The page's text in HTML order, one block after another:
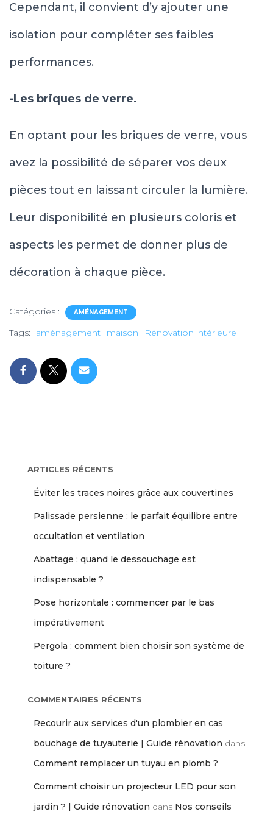
Cependant, il convient d’y ajouter une
isolation pour compléter ses faibles
performances.
-Les briques de verre.
En optant pour les briques de verre, vous
avez la possibilité de séparer vos deux
pièces tout en laissant circuler la lumière.
Leur disponibilité en plusieurs coloris et
aspects les permet de donner plus de
décoration à chaque pièce.
Catégories : AMÉNAGEMENT
Tags: aménagement maison Rénovation intérieure
ARTICLES RÉCENTS
Éviter les traces noires grâce aux couvertines
Palissade persienne : le parfait équilibre entre
occultation et ventilation
Abattage : quand le dessouchage est
indispensable ?
Pose horizontale : commencer par le bas
impérativement
Pergola : comment bien choisir son système de
toiture ?
COMMENTAIRES RÉCENTS
Recourir aux services d'un plombier en cas
bouchage de tuyauterie | Guide rénovation dans
Comment remplacer un tuyau en plomb ?
Comment choisir un projecteur LED pour son
jardin ? | Guide rénovation dans Nos conseils